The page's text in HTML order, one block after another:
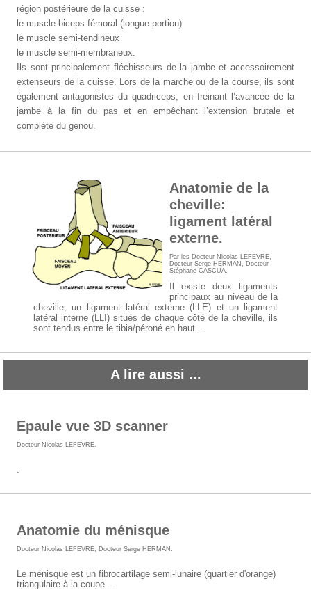
région postérieure de la cuisse :
le muscle biceps fémoral (longue portion)
le muscle semi-tendineux
le muscle semi-membraneux.
Ils sont principalement fléchisseurs de la jambe et accessoirement
extenseurs de la cuisse. Lors de la marche ou de la course, ils sont
également antagonistes du quadriceps, en freinant l’avancée de la
jambe à la fin du pas et en empêchant l’extension brutale et
complète du genou.
Anatomie de la
cheville:
ligament latéral
externe.
Par les Docteur Nicolas LEFEVRE
Docteur Serge HERMAN
Docteur
Stéphane CASCUA
Il existe deux ligaments
principaux au niveau de la
cheville, un ligament latéral externe (LLE) et un ligament
latéral interne (LLI) situés de chaque côté de la cheville, ils
sont tendus entre le tibia/péroné en haut....
A lire aussi ...
Epaule vue 3D scanner
Docteur Nicolas LEFEVRE
Anatomie du ménisque
Docteur Nicolas LEFEVRE Docteur Serge HERMAN
Le ménisque est un fibrocartilage semi-lunaire (quartier d'orange)
triangulaire à la coupe. .